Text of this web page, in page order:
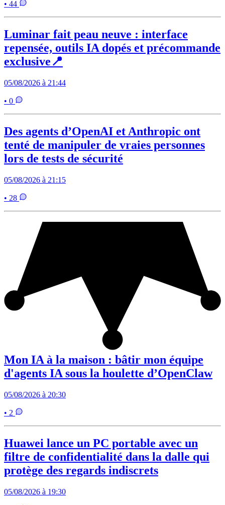
• 44
Luminar fait peau neuve : interface
repensée, outils IA dopés et précommande
exclusive📍
05/08/2026 à 21:44
• 0
Des agents d’OpenAI et Anthropic ont
tenté de manipuler de vraies personnes
lors de tests de sécurité
05/08/2026 à 21:15
• 28
Mon IA à la maison : bâtir mon équipe
d'agents IA sous la houlette d’OpenClaw
05/08/2026 à 20:30
• 2
Huawei lance un PC portable avec un
filtre de confidentialité dans la dalle qui
protège des regards indiscrets
05/08/2026 à 19:30